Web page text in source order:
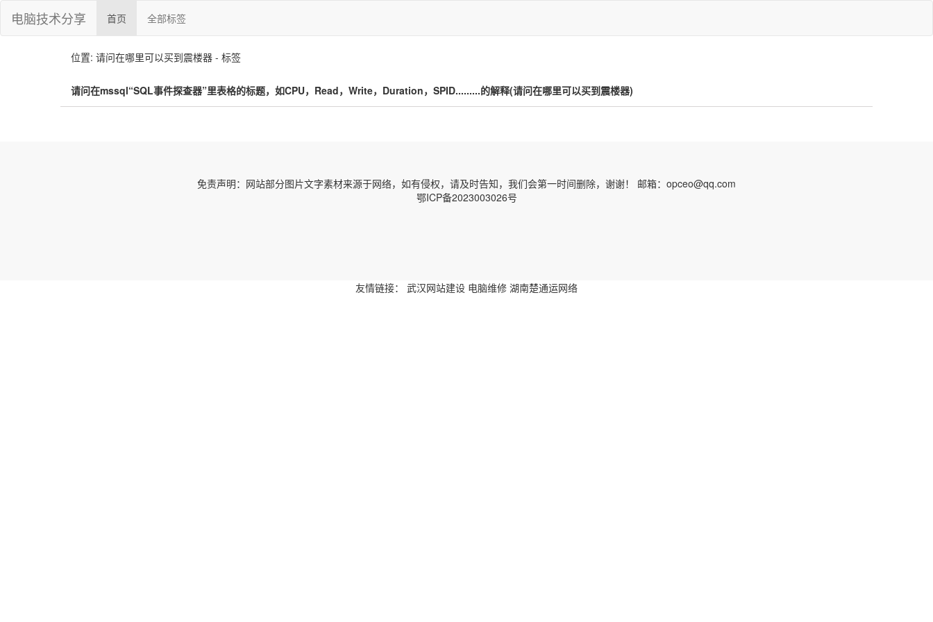
电脑技术分享 首页 全部标签
位置: 请问在哪里可以买到震楼器 - 标签
请问在mssql“SQL事件探查器”里表格的标题，如CPU，Read，Write，Duration，SPID.........的解释(请问在哪里可以买到震楼器)
免责声明：网站部分图片文字素材来源于网络，如有侵权，请及时告知，我们会第一时间删除，谢谢！ 邮箱：opceo@qq.com
鄂ICP备2023003026号
友情链接： 武汉网站建设 电脑维修 湖南楚通运网络